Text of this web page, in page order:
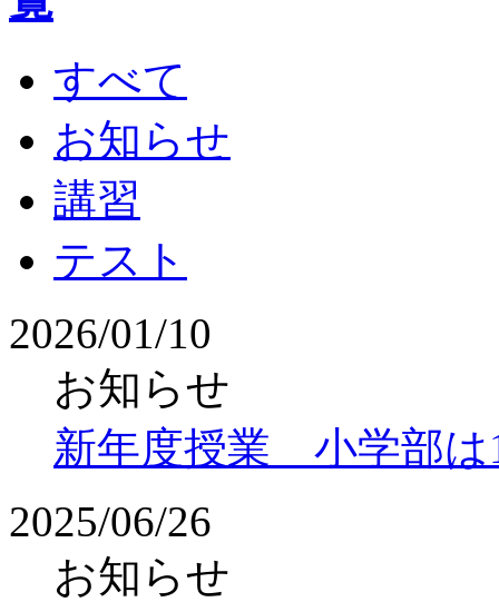
すべて
お知らせ
講習
テスト
2026/01/10
お知らせ
新年度授業 小学部
2025/06/26
お知らせ